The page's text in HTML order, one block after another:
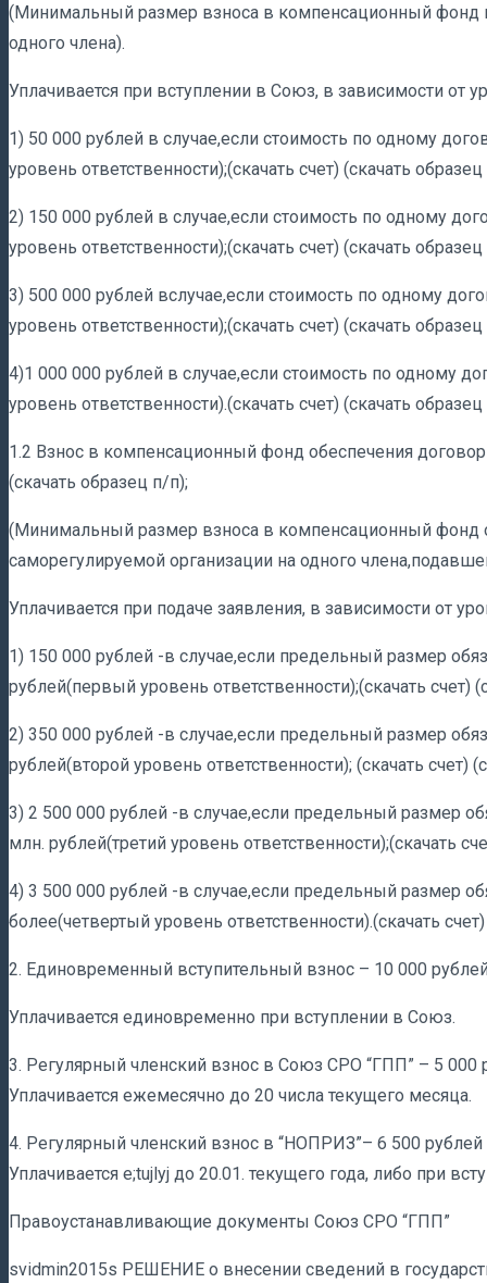
(Минимальный размер взноса в компенсационный фонд
одного члена).
Уплачивается при вступлении в Союз, в зависимости от
1) 50 000 рублей в случае,если стоимость по одному
уровень ответственности);(скачать счет) (скачать
2) 150 000 рублей в случае,если стоимость по одному
уровень ответственности);(скачать счет) (скачать
3) 500 000 рублей вслучае,если стоимость по одному
уровень ответственности);(скачать счет) (скачать
4)1 000 000 рублей в случае,если стоимость по одному
уровень ответственности).(скачать счет) (скачать
1.2 Взнос в компенсационный фонд обеспечения
(скачать образец п/п);
(Минимальный размер взноса в компенсационный фонд
саморегулируемой организации на одного
Уплачивается при подаче заявления, в зависимости от
1) 150 000 рублей -в случае,если предельный размер
рублей(первый уровень ответственности);(скачать счет)
2) 350 000 рублей -в случае,если предельный размер
рублей(второй уровень ответственности); (скачать счет)
3) 2 500 000 рублей -в случае,если предельный размер
млн. рублей(третий уровень ответственности);(скачать
4) 3 500 000 рублей -в случае,если предельный размер
более(четвертый уровень ответственности).(скачать
2. Единовременный вступительный взнос – 10 000 рублей
Уплачивается единовременно при вступлении в Союз.
3. Регулярный членский взнос в Союз СРО “ГПП” – 5 000
Уплачивается ежемесячно до 20 числа текущего месяца.
4. Регулярный членский взнос в “НОПРИЗ”– 6 500 рублей
Уплачивается е;tujlyj до 20.01. текущего года, либо при
Правоустанавливающие документы Союз СРО “ГПП”
svidmin2015s РЕШЕНИЕ о внесении сведений в